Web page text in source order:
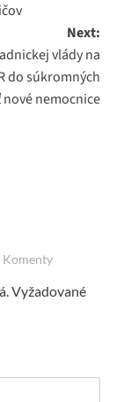
Next:
vlády na
do súkromných
nemocnice
Komenty
Vyžadované